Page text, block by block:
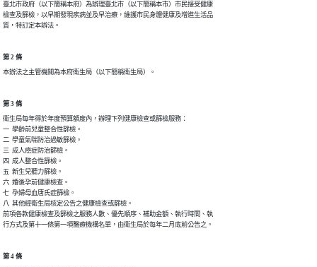
臺北市政府（以下簡稱本府）為辦理臺北市（以下簡稱本市）市民接受健康
檢查及篩檢，以早期發現疾病並及早治療，維護市民身體健康及增進生活品
質，特訂定本辦法。
第 2 條
本辦法之主管機關為本府衛生局（以下簡稱衛生局）。
第 3 條
衛生局每年得於年度預算額度內，辦理下列健康檢查或篩檢服務：
一  學齡前兒童整合性篩檢。
二  學童氣喘防治過敏篩檢。
三  成人癌症防治篩檢。
四  成人整合性篩檢。
五  新生兒聽力篩檢。
六  婚後孕前健康檢查。
七  孕婦母血唐氏症篩檢。
八  其他經衛生局核定公告之健康檢查或篩檢。
前項各款健康檢查及篩檢之服務人數、優先順序、補助金額、執行時間、執
行方式及第十一條第一項醫療機構名單，由衛生局於每年二月底前公告之。
第 4 條